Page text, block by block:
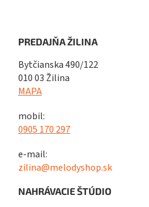
PREDAJŇA ŽILINA
Bytčianska 490/122
010 03 Žilina
MAPA
mobil:
0905 170 297
e-mail:
zilina@melodyshop.sk
NAHRÁVACIE ŠTÚDIO